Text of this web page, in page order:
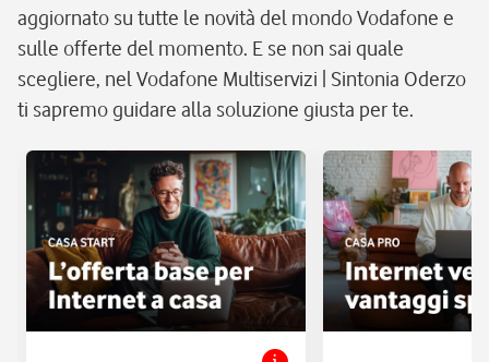
aggiornato su tutte le novità del mondo Vodafone e
sulle offerte del momento. E se non sai quale
scegliere, nel Vodafone Multiservizi | Sintonia Oderzo
ti sapremo guidare alla soluzione giusta per te.